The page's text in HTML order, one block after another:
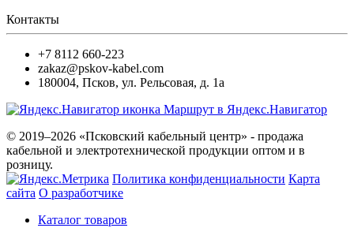
Контакты
+7 8112 660-223
zakaz@pskov-kabel.com
180004, Псков, ул. Рельсовая, д. 1а
Маршрут в Яндекс.Навигатор
© 2019–2026 «Псковский кабельный центр» - продажа
кабельной и электротехнической продукции оптом и в
розницу.
Политика конфиденциальности Карта
сайта О разработчике
Каталог товаров